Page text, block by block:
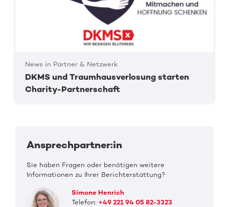
News in Partner & Netzwerk
DKMS und Traumhausverlosung starten
Charity-Partnerschaft
Ansprechpartner:in
Sie haben Fragen oder benötigen weitere
Informationen zu Ihrer Berichterstattung?
Simone Henrich
Telefon: +49 221 94 05 82-3323